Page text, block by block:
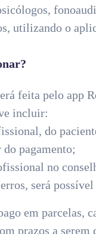
utilizando o
feita pelo app
incluir:
do
pagamento;
no
será
em parcelas,
prazos a serem